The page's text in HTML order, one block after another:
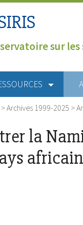
sur
>Archives 1999-2025 >
la